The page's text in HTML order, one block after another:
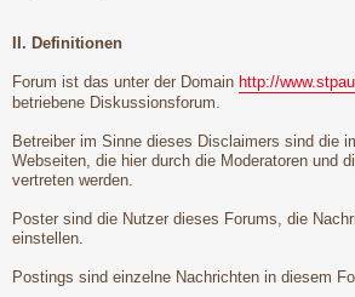
II. Definitionen
Forum ist das unter der Domain http://
betriebene Diskussionsforum.
Betreiber im Sinne dieses Disclaimers sind die
Webseiten, die hier durch die Moderatoren und
vertreten werden.
Poster sind die Nutzer dieses Forums, die
einstellen.
Postings sind einzelne Nachrichten in diesem